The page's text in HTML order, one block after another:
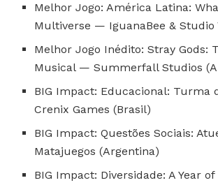
Melhor Jogo: América Latina:
Multiverse — IguanaBee & Studio
Melhor Jogo Inédito: Stray Gods:
Musical — Summerfall Studios
BIG Impact: Educacional: Turma
Crenix Games (Brasil)
BIG Impact: Questões Sociais:
Matajuegos (Argentina)
BIG Impact: Diversidade: A Year